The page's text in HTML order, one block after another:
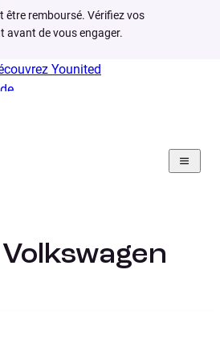
être remboursé. Vérifiez vos
avant de vous engager.
Younited
Projet
Volkswagen